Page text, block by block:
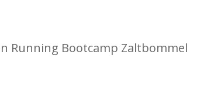
Running Bootcamp Zaltbommel